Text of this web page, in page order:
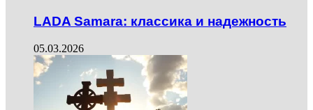
LADA Samara: классика и надежность
05.03.2026